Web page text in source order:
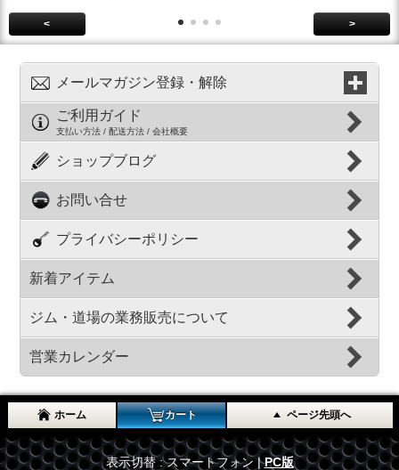
< >
メールマガジン登録・解除
ご利用ガイド
支払い方法 / 配送方法 / 会社概要
ショップブログ
お問い合せ
プライバシーポリシー
新着アイテム
ジム・道場の業務販売について
営業カレンダー
ホーム カート ページ先頭へ
表示切替 : スマートフォン |PC版